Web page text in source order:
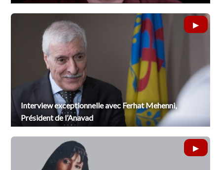
Interview exceptionnelle avec Ferhat Mehenni,
Président de l’Anavad